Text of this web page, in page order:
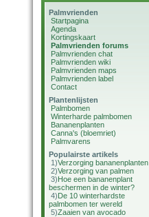
Palmvrienden
Startpagina
Agenda
Kortingskaart
Palmvrienden forums
Palmvrienden chat
Palmvrienden wiki
Palmvrienden maps
Palmvrienden label
Contact
Plantenlijsten
Palmbomen
Winterharde palmbomen
Bananenplanten
Canna's (bloemriet)
Palmvarens
Populairste artikels
1)Verzorging bananenplanten
2)Verzorging van palmen
3)Hoe een bananenplant
beschermen in de winter?
4)De 10 winterhardste
palmbomen ter wereld
5)Zaaien van avocado